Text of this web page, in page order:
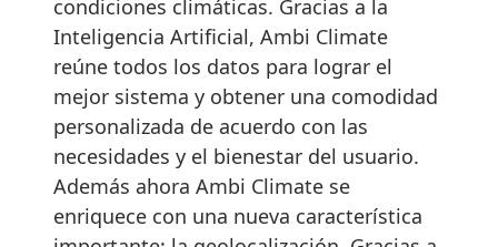
condiciones climáticas. Gracias a la
Inteligencia Artificial, Ambi Climate
reúne todos los datos para lograr el
mejor sistema y obtener una comodidad
personalizada de acuerdo con las
necesidades y el bienestar del usuario.
Además ahora Ambi Climate se
enriquece con una nueva característica